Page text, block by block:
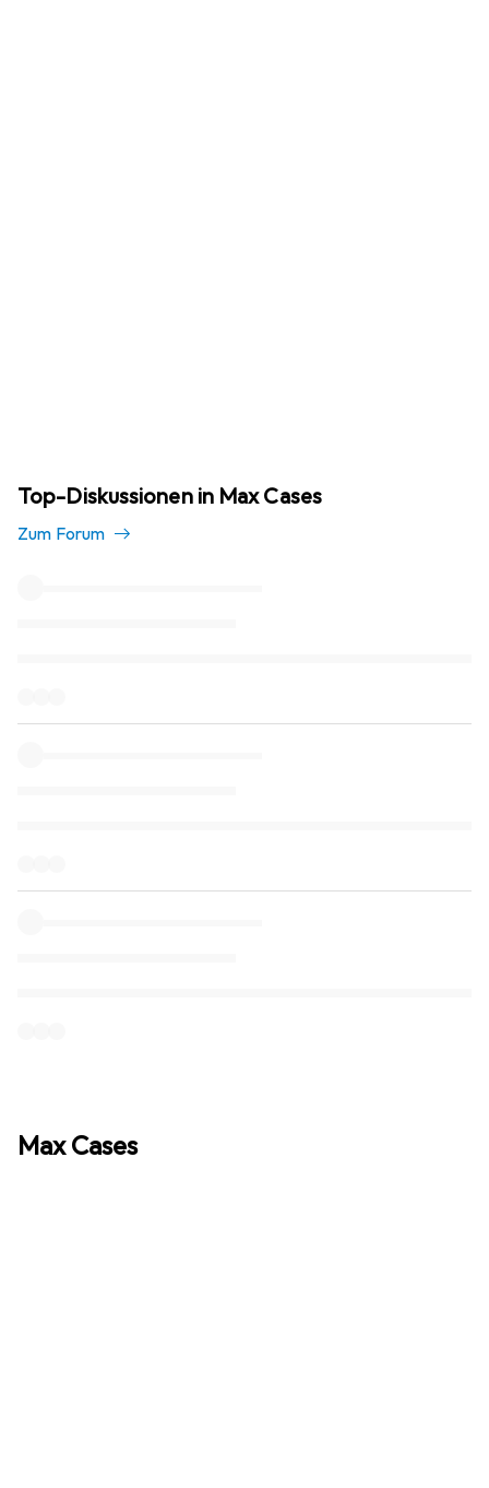
Top-Diskussionen in Max Cases
Zum Forum
Max Cases